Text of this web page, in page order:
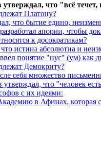
что "всё течет,
Платону?
что бытие едино,
апории, чтобы
к досократикам?
истина абсолютна и
понятие "нус" (ум) как
Демокриту?
себя множество
что "человек
с их идеями:
в Афинах, которая